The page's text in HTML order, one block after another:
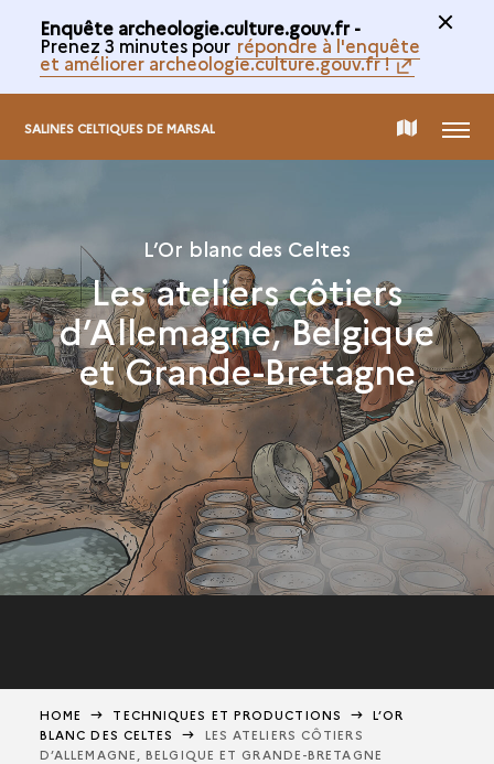
Enquête archeologie.culture.gouv.fr -
Prenez 3 minutes pour répondre à l'enquête
et améliorer archeologie.culture.gouv.fr !
SALINES CELTIQUES DE MARSAL CARTE
COLLECTION
MENU
L’Or blanc des Celtes
Les ateliers côtiers
d’Allemagne, Belgique
et Grande-Bretagne
HOME TECHNIQUES ET PRODUCTIONS
L’OR
BLANC DES CELTES
LES ATELIERS CÔTIERS
D’ALLEMAGNE, BELGIQUE ET GRANDE-BRETAGNE